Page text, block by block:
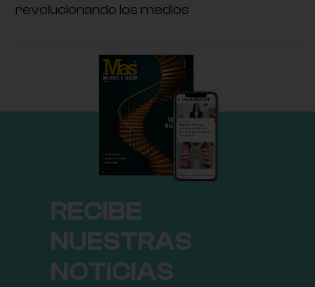
revolucionando los medios
RECIBE
NUESTRAS
NOTICIAS